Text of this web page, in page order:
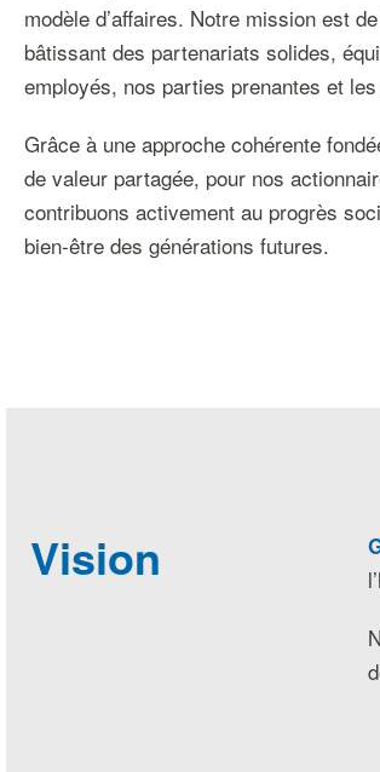
modèle d’affaires. Notre mission est
bâtissant des partenariats solides,
employés, nos parties prenantes et
Grâce à une approche cohérente
de valeur partagée, pour nos
contribuons activement au progrès
bien-être des générations futures.
Vision